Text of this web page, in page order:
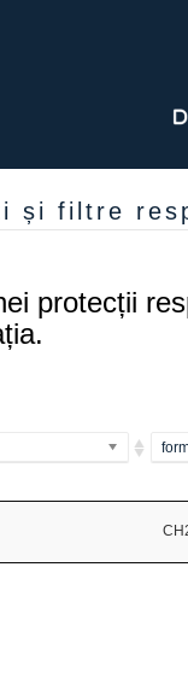
și filtre
protecții